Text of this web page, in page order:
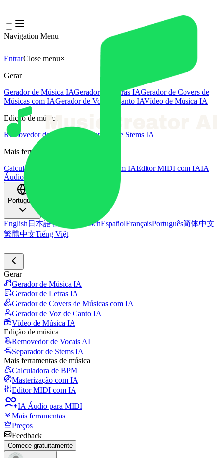
Navigation Menu
EntrarClose menu×
Gerar
Gerador de Música IAGerador de Letras IAGerador de Covers de
Músicas com IAGerador de Voz de Canto IAVídeo de Música IA
Edição de música
Removedor de Vocais AI
Separador de Stems IA
Mais ferramentas de música
Calculadora de BPM
Masterização com IAEditor MIDI com IAIA
Áudio para MIDI
Português
English 日本語한국어 DeutschEspañolFrançaisPortuguês简体中文
繁體中文Tiếng Việt
Gerar
Gerador de Música IA
Gerador de Letras IA
Gerador de Covers de Músicas com IA
Gerador de Voz de Canto IA
Vídeo de Música IA
Edição de música
Removedor de Vocais AI
Separador de Stems IA
Mais ferramentas de música
Calculadora de BPM
Masterização com IA
Editor MIDI com IA
IA Áudio para MIDI
Mais ferramentas
Preços
Feedback
Comece gratuitamente